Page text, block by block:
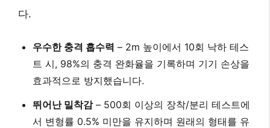
다.
우수한 충격 흡수력 – 2m 높이에서 10회 낙하 테스
트 시, 98%의 충격 완화율을 기록하며 기기 손상을
효과적으로 방지했습니다.
뛰어난 밀착감– 500회 이상의 장착/분리 테스트에
서 변형률 0.5% 미만을 유지하며 원래의 형태를 유